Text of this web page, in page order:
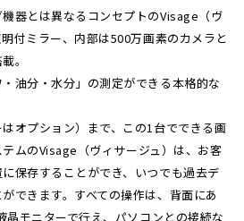
器とは異なるコンセプトのVisage（ヴ
付ミラー、内部は500万画素のカメラと
。
・油分・水分」の測定ができる本格的な
オプション）まで、この1台でできる画
ムのVisage（ヴィサージュ）は、お客
保存することができ、いつでも過去デ
できます。すべての操作は、背面にあ
晶モニターで行え、パソコンとの接続な